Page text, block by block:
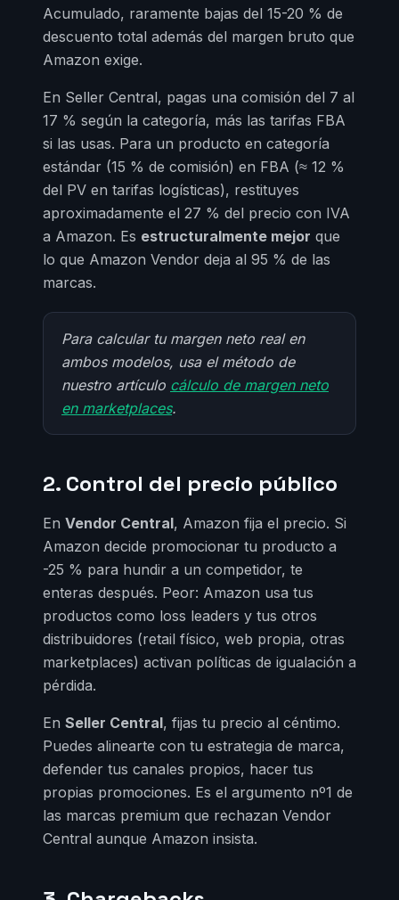
Acumulado, raramente bajas del 15-20 % de
descuento total además del margen bruto que
Amazon exige.
En Seller Central, pagas una comisión del 7 al
17 % según la categoría, más las tarifas FBA
si las usas. Para un producto en categoría
estándar (15 % de comisión) en FBA (≈ 12 %
del PV en tarifas logísticas), restituyes
aproximadamente el 27 % del precio con IVA
a Amazon. Es estructuralmente mejor que
lo que Amazon Vendor deja al 95 % de las
marcas.
Para calcular tu margen neto real en
ambos modelos, usa el método de
nuestro artículo cálculo de margen neto
en marketplaces.
2. Control del precio público
En Vendor Central, Amazon fija el precio. Si
Amazon decide promocionar tu producto a
-25 % para hundir a un competidor, te
enteras después. Peor: Amazon usa tus
productos como loss leaders y tus otros
distribuidores (retail físico, web propia, otras
marketplaces) activan políticas de igualación a
pérdida.
En Seller Central, fijas tu precio al céntimo.
Puedes alinearte con tu estrategia de marca,
defender tus canales propios, hacer tus
propias promociones. Es el argumento nº1 de
las marcas premium que rechazan Vendor
Central aunque Amazon insista.